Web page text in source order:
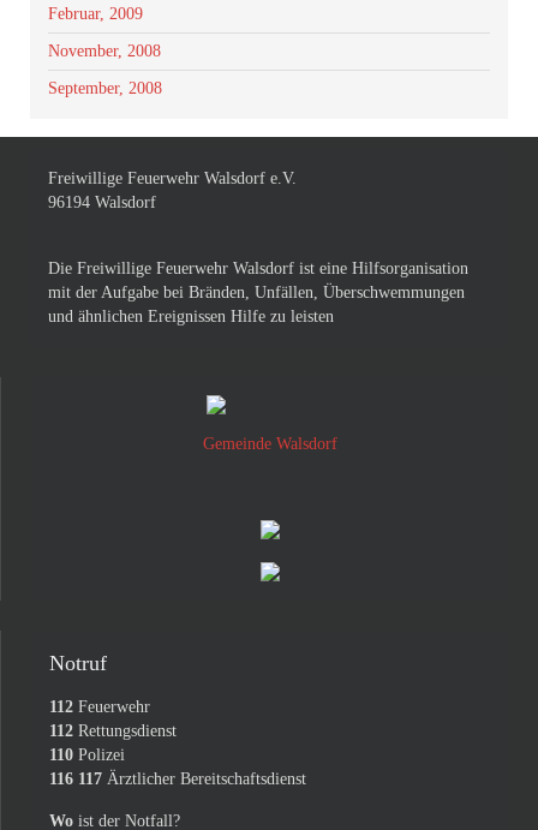
Februar, 2009
November, 2008
September, 2008
Freiwillige Feuerwehr Walsdorf e.V.
96194 Walsdorf
Die Freiwillige Feuerwehr Walsdorf ist eine Hilfsorganisation
mit der Aufgabe bei Bränden, Unfällen, Überschwemmungen
und ähnlichen Ereignissen Hilfe zu leisten
Gemeinde Walsdorf
Notruf
112 Feuerwehr
112 Rettungsdienst
110 Polizei
116 117 Ärztlicher Bereitschaftsdienst
Wo ist der Notfall?